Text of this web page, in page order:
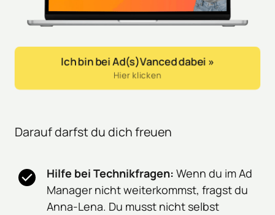
Ich bin bei Ad(s)Vanced dabei »
Hier klicken
Darauf darfst du dich freuen
Hilfe bei Technikfragen: Wenn du im Ad
Manager nicht weiterkommst, fragst du
Anna-Lena. Du musst nicht selbst